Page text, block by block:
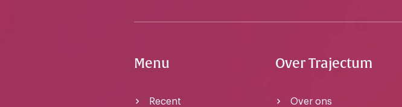
Menu
Recent
Over Trajectum
Over ons